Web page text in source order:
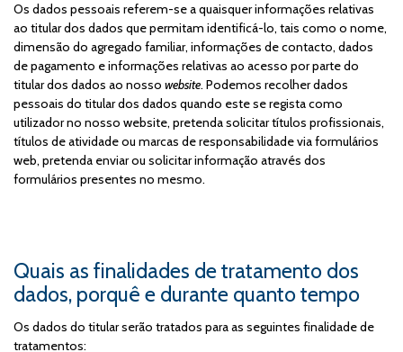
Os dados pessoais referem-se a quaisquer informações relativas
ao titular dos dados que permitam identificá-lo, tais como o nome,
dimensão do agregado familiar, informações de contacto, dados
de pagamento e informações relativas ao acesso por parte do
titular dos dados ao nosso website. Podemos recolher dados
pessoais do titular dos dados quando este se regista como
utilizador no nosso website, pretenda solicitar títulos profissionais,
títulos de atividade ou marcas de responsabilidade via formulários
web, pretenda enviar ou solicitar informação através dos
formulários presentes no mesmo.
Quais as finalidades de tratamento dos
dados, porquê e durante quanto tempo
Os dados do titular serão tratados para as seguintes finalidade de
tratamentos: